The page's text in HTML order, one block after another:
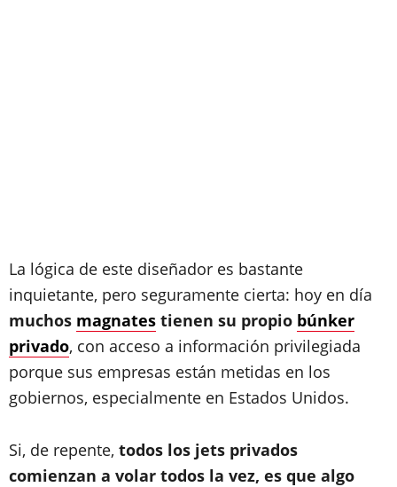
La lógica de este diseñador es bastante
inquietante, pero seguramente cierta: hoy en día
muchos magnates tienen su propio búnker
privado, con acceso a información privilegiada
porque sus empresas están metidas en los
gobiernos, especialmente en Estados Unidos.
Si, de repente, todos los jets privados
comienzan a volar todos la vez, es que algo